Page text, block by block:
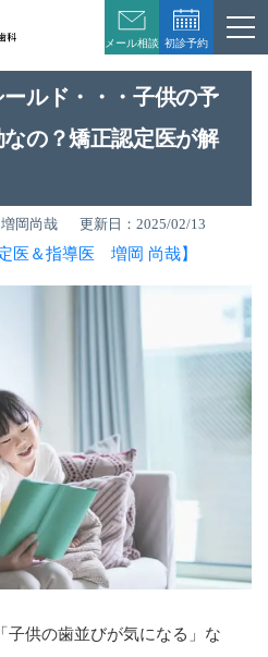
初診予約
メール相談
ルド・・・子供の予
の？矯正認定医が解
岡尚哉 更新日：2025/02/13
医＆指導医 増岡 尚哉】
子供の歯並びが気になる」な